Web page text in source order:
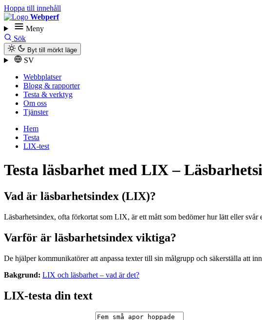
Hoppa till innehåll
Webperf
Meny
Sök
Byt till mörkt läge
SV
Webbplatser
Blogg & rapporter
Testa & verktyg
Om oss
Tjänster
Hem
Testa
LIX-test
Testa läsbarhet med LIX –
Vad är läsbarhetsindex (LIX)?
Läsbarhetsindex, ofta förkortat som LIX, är ett mått som bedömer hur lätt eller
Varför är läsbarhetsindex viktiga?
De hjälper kommunikatörer att anpassa texter till sin målgrupp och säkerställa att
Bakgrund: LIX och läsbarhet – vad är det?
LIX-testa din text